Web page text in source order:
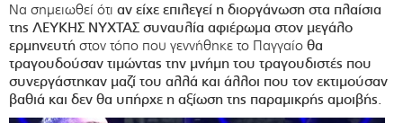
Να σημειωθεί ότι αν είχε επιλεγεί η διοργάνωση στα πλαίσια
της ΛΕΥΚΗΣ ΝΥΧΤΑΣ συναυλία αφιέρωμα στον μεγάλο
ερμηνευτή στον τόπο που γεννήθηκε το Παγγαίο θα
τραγουδούσαν τιμώντας την μνήμη του τραγουδιστές που
συνεργάστηκαν μαζί του αλλά και άλλοι που τον εκτιμούσαν
βαθιά και δεν θα υπήρχε η αξίωση της παραμικρής αμοιβής.